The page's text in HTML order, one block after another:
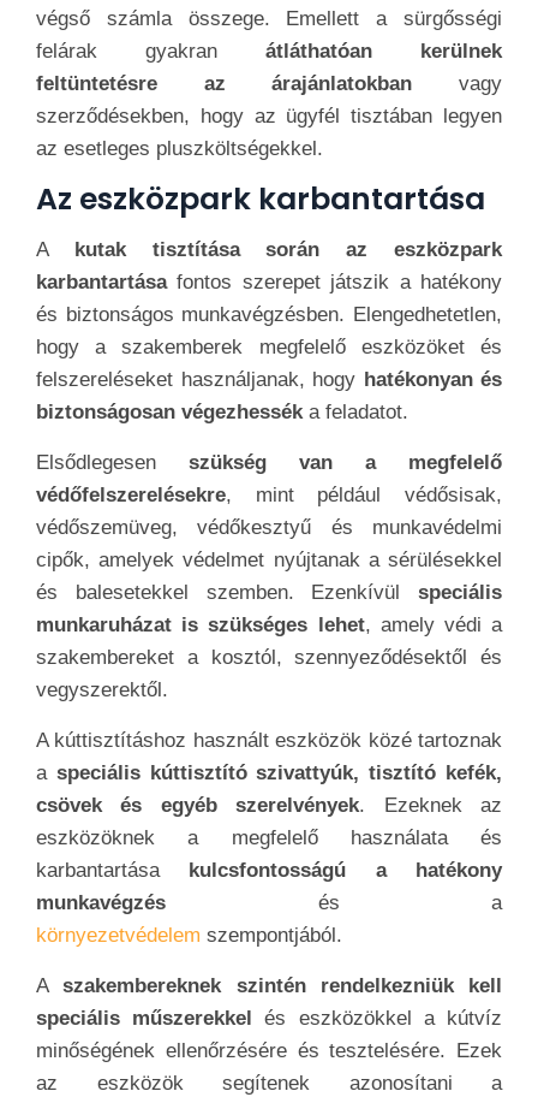
végső számla összege. Emellett a sürgősségi
felárak gyakran átláthatóan kerülnek
feltüntetésre az árajánlatokban vagy
szerződésekben, hogy az ügyfél tisztában legyen
az esetleges pluszköltségekkel.
Az eszközpark karbantartása
A
kutak tisztítása során az eszközpark
karbantartásafontos szerepet játszik a hatékony
és biztonságos munkavégzésben. Elengedhetetlen,
hogy a szakemberek megfelelő eszközöket és
felszereléseket használjanak, hogy hatékonyan és
biztonságosan végezhesséka feladatot.
Elsődlegesen szükség van a megfelelő
védőfelszerelésekre, mint például védősisak,
védőszemüveg, védőkesztyű és munkavédelmi
cipők, amelyek védelmet nyújtanak a sérülésekkel
és balesetekkel szemben. Ezenkívül speciális
munkaruházat is szükséges lehet, amely védi a
szakembereket a kosztól, szennyeződésektől és
vegyszerektől.
A kúttisztításhoz használt eszközök közé tartoznak
a speciális kúttisztító szivattyúk, tisztító kefék,
csövek és egyéb szerelvények. Ezeknek az
eszközöknek a megfelelő használata és
karbantartása
kulcsfontosságú a hatékony
munkavégzés és a
környezetvédelem szempontjából.
Aszakembereknek szintén rendelkezniük kell
speciális műszerekkel
és eszközökkel a kútvíz
minőségének ellenőrzésére és tesztelésére. Ezek
az eszközök segítenek azonosítani a